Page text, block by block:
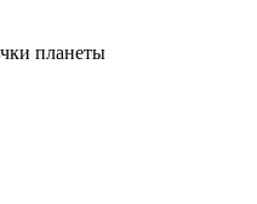
планеты